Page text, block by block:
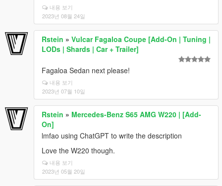
내용 보기
2023년 08월 24일
Rstein » Vulcar Fagaloa Coupe [Add-On | Tuning |
LODs | Shards | Car + Trailer]
Fagaloa Sedan next please!
내용 보기
2023년 07월 10일
Rstein » Mercedes-Benz S65 AMG W220 | [Add-
On]
lmfao using ChatGPT to write the description
Love the W220 though.
내용 보기
2023년 05월 20일